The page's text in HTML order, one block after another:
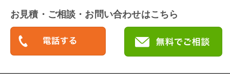
お見積・ご相談・お問い合わせはこちら